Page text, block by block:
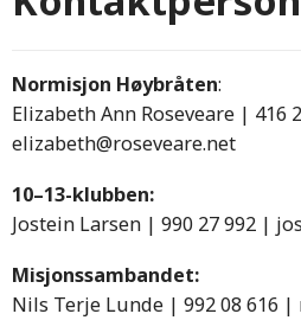
Normisjon Høybråten:
Elizabeth Ann Roseveare | 416
elizabeth@roseveare.net
10–13-klubben:
Jostein Larsen | 990 27 992 |
Misjonssambandet:
Nils Terje Lunde | 992 08 616